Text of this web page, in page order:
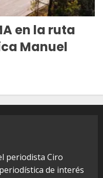
en la ruta
Manuel
periodista Ciro
de interés